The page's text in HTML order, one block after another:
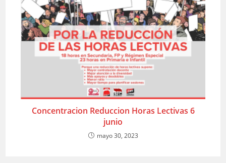
Concentracion Reduccion Horas Lectivas 6
junio
mayo 30, 2023